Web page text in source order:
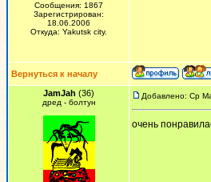
Сообщения: 1867
Зарегистрирован:
18.06.2006
Откуда: Yakutsk city.
Вернуться к началу
JamJah (36)
дред - болтун
Добавлено: Ср
очень